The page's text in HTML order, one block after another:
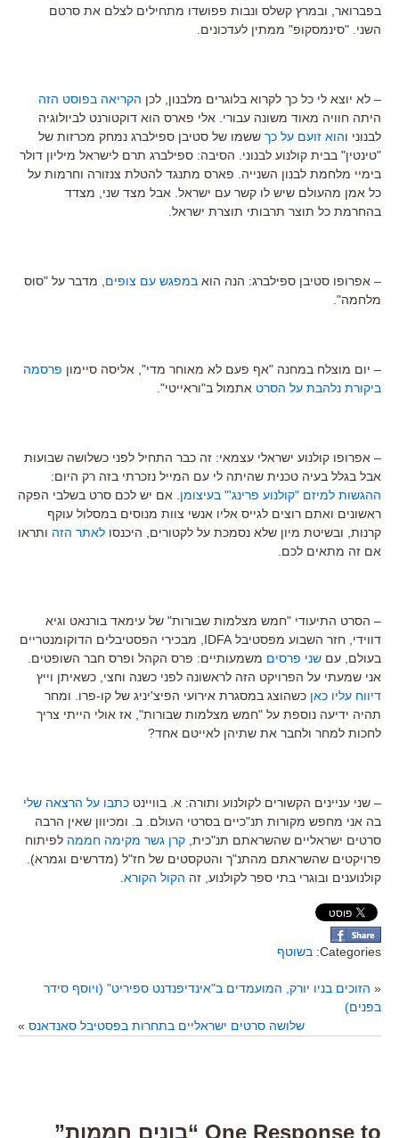
בפברואר, ובמרץ קשלס ונבות פפושדו מתחילים לצלם את סרטם
השני. "סינמסקופ" ממתין לעדכונים.
– לא יוצא לי כל כך לקרוא בלוגרים מלבנון, לכן הקריאה בפוסט הזה
היתה חוויה מאוד משונה עבורי. אלי פארס הוא דוקטורנט לביולוגיה
לבנוני והוא זועם על כך ששמו של סטיבן ספילברג נמחק מכרזות של
"טינטין" בבית קולנוע לבנוני. הסיבה: ספילברג תרם לישראל מיליון דולר
בימיי מלחמת לבנון השנייה. פארס מתנגד להטלת צנזורה וחרמות על
כל אמן מהעולם שיש לו קשר עם ישראל. אבל מצד שני, מצדד
בהחרמת כל תוצר תרבותי תוצרת ישראל.
– אפרופו סטיבן ספילברג: הנה הוא במפגש עם צופים , מדבר על "סוס
מלחמה".
– יום מוצלח במחנה "אף פעם לא מאוחר מדי", אליסה סיימון פרסמה
ביקורת נלהבת על הסרט אתמול ב"וראייטי".
– אפרופו קולנוע ישראלי עצמאי: זה כבר התחיל לפני כשלושה שבועות
אבל בגלל בעיה טכנית שהיתה לי עם המייל נזכרתי בזה רק היום:
ההגשות למיזם "קולנוע פרינג'" בעיצומן . אם יש לכם סרט בשלבי הפקה
ראשונים ואתם רוצים לגייס אליו אנשי צוות מנוסים במסלול עוקף
קרנות, ובשיטת מיון שלא נסמכת על לקטורים, היכנסו לאתר הזה ותראו
אם זה מתאים לכם.
– הסרט התיעודי "חמש מצלמות שבורות" של עימאד בורנאט וגיא
דווידי, חזר השבוע מפסטיבל IDFA, מבכירי הפסטיבלים הדוקומנטריים
בעולם, עם שני פרסים משמעותיים: פרס הקהל ופרס חבר השופטים.
אני שמעתי על הפרויקט הזה לראשונה לפני כשנה וחצי, כשאיתן וייץ
דיווח עליו כאן כשהוצג במסגרת אירועי הפיצ'יניג של קו-פרו. ומחר
תהיה ידיעה נוספת על "חמש מצלמות שבורות", אז אולי הייתי צריך
לחכות למחר ולחבר את שתיהן לאייטם אחד?
– שני עניינים הקשורים לקולנוע ותורה: א. בוויינט כתבו על הרצאה שלי
בה אני מחפש מקורות תנ"כיים בסרטי העולם. ב. ומכיוון שאין הרבה
סרטים ישראליים שהשראתם תנ"כית, קרן גשר מקימה חממה לפיתוח
פרויקטים שהשראתם מהתנ"ך והטקסטים של חז"ל (מדרשים וגמרא).
קולנוענים ובוגרי בתי ספר לקולנוע, זה הקול הקורא
Categories: בשוטף
« הזוכים בניו יורק, המועמדים ב"אינדיפנדנט ספיריט" (ויוסף סידר
בפנים)
שלושה סרטים ישראליים בתחרות בפסטיבל סאנדאנס »
One Response to “בונים חממות”